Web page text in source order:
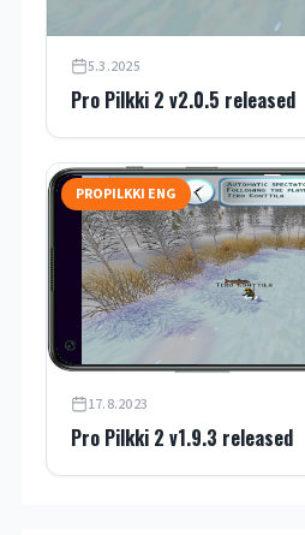
5.3.2025
Pro Pilkki 2 v2.0.5 released
PROPILKKI ENG
17.8.2023
Pro Pilkki 2 v1.9.3 released